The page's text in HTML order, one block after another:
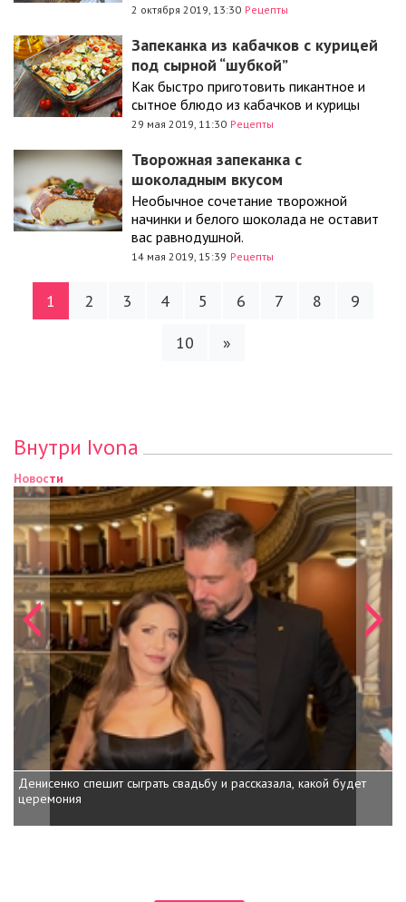
2 октября 2019, 13:30 Рецепты
Запеканка из кабачков с курицей
под сырной “шубкой”
Как быстро приготовить пикантное и
сытное блюдо из кабачков и курицы
29 мая 2019, 11:30 Рецепты
Творожная запеканка с
шоколадным вкусом
Необычное сочетание творожной
начинки и белого шоколада не оставит
вас равнодушной.
14 мая 2019, 15:39 Рецепты
1 2 3 4 5 6 7 8
9
10
»
Внутри Ivona
Новости
Денисенко спешит сыграть свадьбу и рассказала, какой будет
церемония
Дочь Шварценеггера